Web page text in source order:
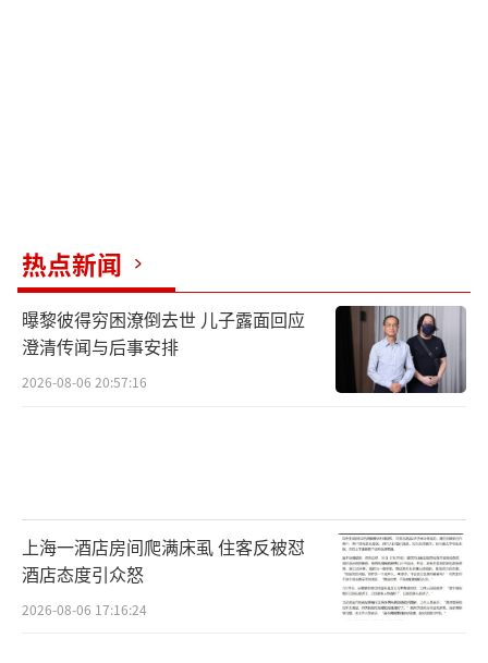
热点新闻
曝黎彼得穷困潦倒去世 儿子露面回应
澄清传闻与后事安排
2026-08-06 20:57:16
上海一酒店房间爬满床虱 住客反被怼
酒店态度引众怒
2026-08-06 17:16:24